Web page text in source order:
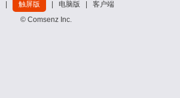
触屏版 电脑版
客户端
© Comsenz Inc.